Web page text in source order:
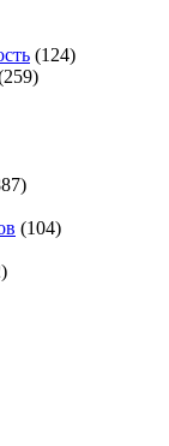
(124)
(104)